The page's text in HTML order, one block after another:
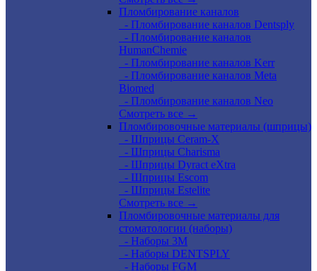
Пломбирование каналов
- Пломбирование каналов Dentsply
- Пломбирование каналов
HumanChemie
- Пломбирование каналов Kerr
- Пломбирование каналов Meta
Biomed
- Пломбирование каналов Neo
Смотреть все →
Пломбировочные материалы (шприцы)
- Шприцы Ceram-X
- Шприцы Charisma
- Шприцы Dyract eXtra
- Шприцы Escom
- Шприцы Estelite
Смотреть все →
Пломбировочные материалы для
стоматологии (наборы)
- Наборы 3М
- Наборы DENTSPLY
- Наборы FGM